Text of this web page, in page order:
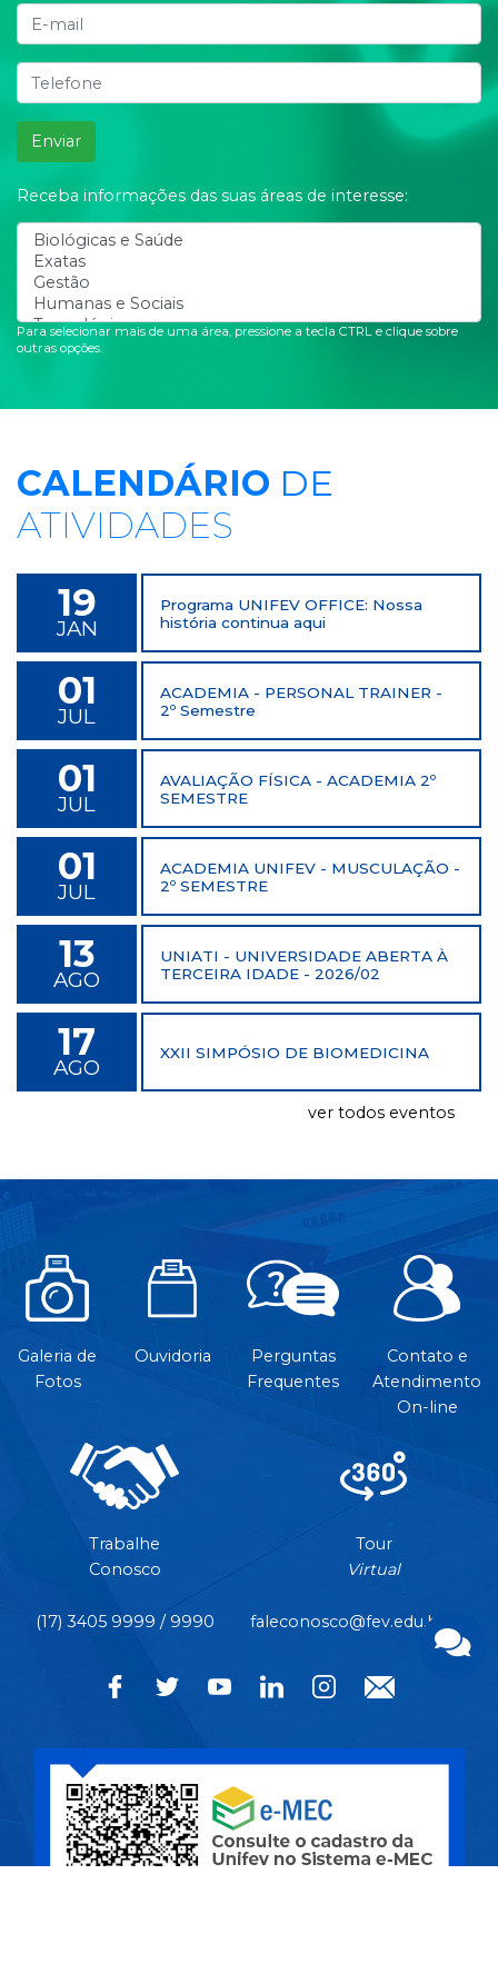
Enviar
Receba informações das suas áreas de interesse:
Para selecionar mais de uma área, pressione a tecla CTRL e clique sobre
outras opções.
CALENDÁRIO DE
ATIVIDADES
19
JAN
Programa UNIFEV OFFICE: Nossa
história continua aqui
01
JUL
ACADEMIA - PERSONAL TRAINER -
2º Semestre
01
JUL
AVALIAÇÃO FÍSICA - ACADEMIA 2º
SEMESTRE
01
JUL
ACADEMIA UNIFEV - MUSCULAÇÃO -
2º SEMESTRE
13
AGO
UNIATI - UNIVERSIDADE ABERTA À
TERCEIRA IDADE - 2026/02
17
AGO
XXII SIMPÓSIO DE BIOMEDICINA
ver todos eventos
Galeria de
Fotos
Ouvidoria
Perguntas
Frequentes
Contato e
Atendimento
On-line
Trabalhe
Conosco
Tour
Virtual
(17) 3405 9999 / 9990 faleconosco@fev.edu.br